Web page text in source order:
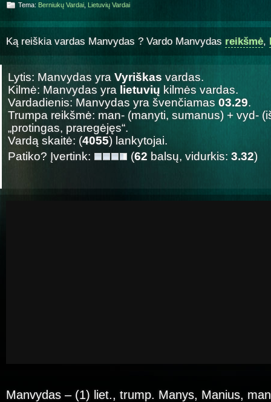
Tema: Berniukų Vardai Lietuvių Vardai
Ką reiškia vardas Manvydas ? Vardo Manvydas reikšmė,
Lytis: Manvydas yra Vyriškas vardas.
Kilmė: Manvydas yra lietuvių kilmės vardas.
Vardadienis: Manvydas yra švenčiamas 03.29.
Trumpa reikšmė: man- (manyti, sumanus) + vyd-
„protingas, praregėjęs“.
Vardą skaitė: (4055) lankytojai.
Patiko? Įvertink:
(62 balsų, vidurkis: 3.32)
Manvydas – (1) liet., trump. Manys, Manius,